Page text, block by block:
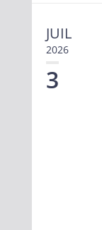
JUIL
2026
3